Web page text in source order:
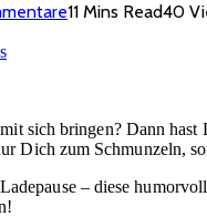
11 Mins Read40
sich bringen? Dann
zum Schmunzeln,
– diese